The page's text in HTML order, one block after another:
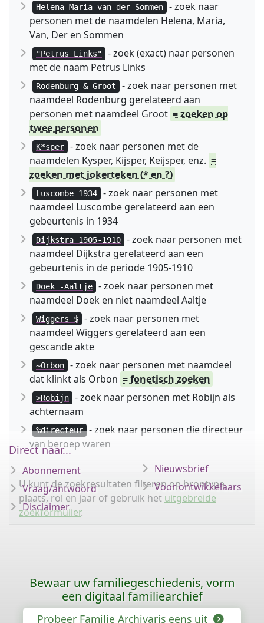
Helena Maria van der Sommen
- zoek naar
personen met de naamdelen Helena, Maria,
Van, Der en Sommen
"Petrus Links"
- zoek (exact) naar personen
met de naam Petrus Links
Rodenburg & Groot
- zoek naar personen met
naamdeel Rodenburg gerelateerd aan
personen met naamdeel Groot = zoeken op
twee personen
K*sper
- zoek naar personen met de
naamdelen Kysper, Kijsper, Keijsper, enz. =
zoeken met jokerteken (* en ?)
Luscombe 1934
- zoek naar personen met
naamdeel Luscombe gerelateerd aan een
gebeurtenis in 1934
Dijkstra 1905-1910
- zoek naar personen met
naamdeel Dijkstra gerelateerd aan een
gebeurtenis in de periode 1905-1910
Doek -Aaltje
- zoek naar personen met
naamdeel Doek en niet naamdeel Aaltje
Wiggers $
- zoek naar personen met
naamdeel Wiggers gerelateerd aan een
gescande akte
~Orbon
- zoek naar personen met naamdeel
dat klinkt als Orbon = fonetisch zoeken
>Robijn
- zoek naar personen met Robijn als
achternaam
%directeur
- zoek naar personen die directeur
van beroep waren
U kunt de zoekresultaten filteren op brontype,
plaats, rol en jaar of gebruik het uitgebreide
zoekformulier.
Direct naar...
Abonnement
Vraag/antwoord
Disclaimer
Nieuwsbrief
Voor ontwikkelaars
Bewaar uw familiegeschiedenis, vorm
een digitaal familiearchief
Probeer Familie Archivaris eens uit